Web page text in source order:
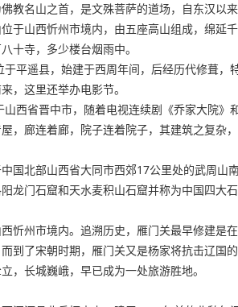
教名山之首，是文殊菩萨的道场，自东汉以
于山西忻州市境内，由五座高山组成，绵延
十寺，多少楼台烟雨中。
于平遥县，始建于西周年间，后经历代修葺
，这里还举办电影节。
山西省晋中市，随着电视连续剧《乔家大院
，廊连着廊，院子连着院子，其建筑之复杂
国北部山西省大同市西郊17公里处的武周
龙门石窟和天水麦积山石窟并称为中国四大
忻州市境内。追溯历史，雁门关最早修建是
到了宋朝时期，雁门关又是杨家将抗击辽国
，长城巍峨，早已成为一处旅游胜地。